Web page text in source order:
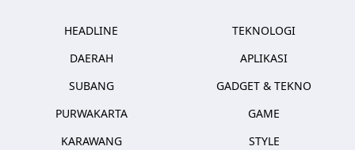
HEADLINE
DAERAH
SUBANG
PURWAKARTA
KARAWANG
TEKNOLOGI
APLIKASI
GADGET & TEKNO
GAME
STYLE